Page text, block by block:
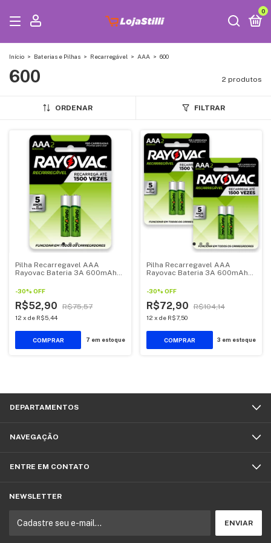
0
Início > Baterias e Pilhas > Recarregável > AAA > 600
600 2 produtos
ORDENAR FILTRAR
Pilha Recarregavel AAA
Rayovac Bateria 3A 600mAh
-30% OFF
R$52,90 R$75,57
12 x de R$5,44
7 em estoque
Pilha Recarregavel AAA
Rayovac Bateria 3A 600mAh
-30% OFF
R$72,90 R$104,14
12 x de R$7,50
3 em estoque
DEPARTAMENTOS
NAVEGAÇÃO
ENTRE EM CONTATO
NEWSLETTER